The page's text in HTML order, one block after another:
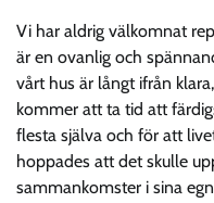
Vi har aldrig välkomnat
är en ovanlig och
vårt hus är långt ifrån
kommer att ta tid att
flesta själva och för att
hoppades att det skulle
sammankomster i sina